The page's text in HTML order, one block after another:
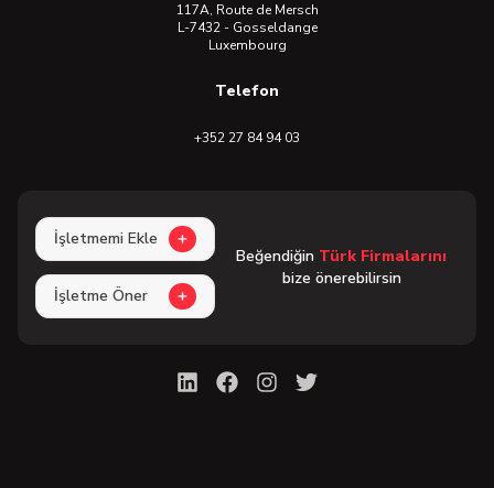
117A, Route de Mersch
L-7432 - Gosseldange
Luxembourg
Telefon
+352 27 84 94 03
İşletmemi Ekle
İşletme Öner
Beğendiğin Türk Firmalarını
bize önerebilirsin